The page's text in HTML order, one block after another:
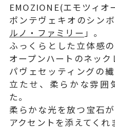
EMOZIONE(エモツィ
ポンテヴェキオのシン
ルノ・ファミリー 」。
ふっくらとした立体感
オープンハートのネック
パヴェセッティングの
立たせ、柔らかな雰囲
た。
柔らかな光を放つ宝石
アクセントを添えてくれ